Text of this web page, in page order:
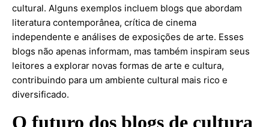
cultural. Alguns exemplos incluem blogs que abordam
literatura contemporânea, crítica de cinema
independente e análises de exposições de arte. Esses
blogs não apenas informam, mas também inspiram seus
leitores a explorar novas formas de arte e cultura,
contribuindo para um ambiente cultural mais rico e
diversificado.
O futuro dos blogs de cultura